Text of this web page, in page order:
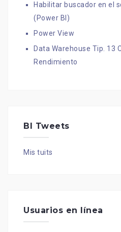
Habilitar buscador en el
(Power BI)
Power View
Data Warehouse Tip. 13
Rendimiento
BI Tweets
Mis tuits
Usuarios en línea